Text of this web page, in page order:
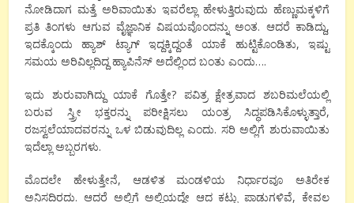
ನೋಡಿದಾಗ ಮತ್ತೆ ಅರಿವಾಯಿತು ಇವರೆಲ್ಲಾ ಹೇಳುತ್ತಿರುವುದು ಹೆಣ್ಣುಮಕ್ಕಳಿಗೆ
ಪ್ರತಿ ತಿಂಗಳು ಆಗುವ ವೈಜ್ಞಾನಿಕ ವಿಷಯವೊಂದನ್ನು ಅಂತ. ಆದರೆ ಕಾಡಿದ್ದು,
ಇದಕ್ಕೊಂದು ಹ್ಯಾಶ್ ಟ್ಯಾಗ್ ಇದ್ದಕ್ಕಿದ್ದಂತೆ ಯಾಕೆ ಹುಟ್ಟಿಕೊಂಡಿತು, ಇಷ್ಟು
ಸಮಯ ಅರಿವಿಲ್ಲದಿದ್ದ ಹ್ಯಾಪಿನೆಸ್ ಅದೆಲ್ಲಿಂದ ಬಂತು ಎಂದು….
ಇದು ಶುರುವಾಗಿದ್ದು ಯಾಕೆ ಗೊತ್ತೇ? ಪವಿತ್ರ ಕ್ಷೇತ್ರವಾದ ಶಬರಿಮಲೆಯಲ್ಲಿ
ಬರುವ ಸ್ತ್ರೀ ಭಕ್ತರನ್ನು ಪರೀಕ್ಷಿಸಲು ಯಂತ್ರ ಸಿದ್ಧಪಡಿಸಿಕೊಳ್ಳುತ್ತಾರೆ,
ರಜಸ್ವಲೆಯಾದವರನ್ನು ಒಳ ಬಿಡುವುದಿಲ್ಲ ಎಂದು. ಸರಿ ಅಲ್ಲಿಗೆ ಶುರುವಾಯಿತು
ಇದೆಲ್ಲಾ ಅಬ್ಬರಗಳು.
ಮೊದಲೇ ಹೇಳುತ್ತೇನೆ, ಆಡಳಿತ ಮಂಡಳಿಯ ನಿರ್ಧಾರವೂ ಅತಿರೇಕ
ಅನಿಸದಿರದು. ಆದರೆ ಅಲ್ಲಿಗೆ ಅಲ್ಲಿಯದ್ದೇ ಆದ ಕಟ್ಟು ಪಾಡುಗಳಿವೆ, ಕೇವಲ